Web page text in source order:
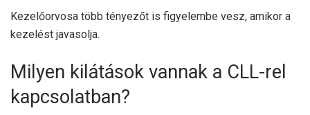
Kezelőorvosa több tényezőt is figyelembe vesz, amikor a
kezelést javasolja.
Milyen kilátások vannak a CLL-rel
kapcsolatban?